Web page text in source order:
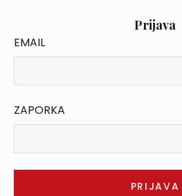
Prijava
EMAIL
ZAPORKA